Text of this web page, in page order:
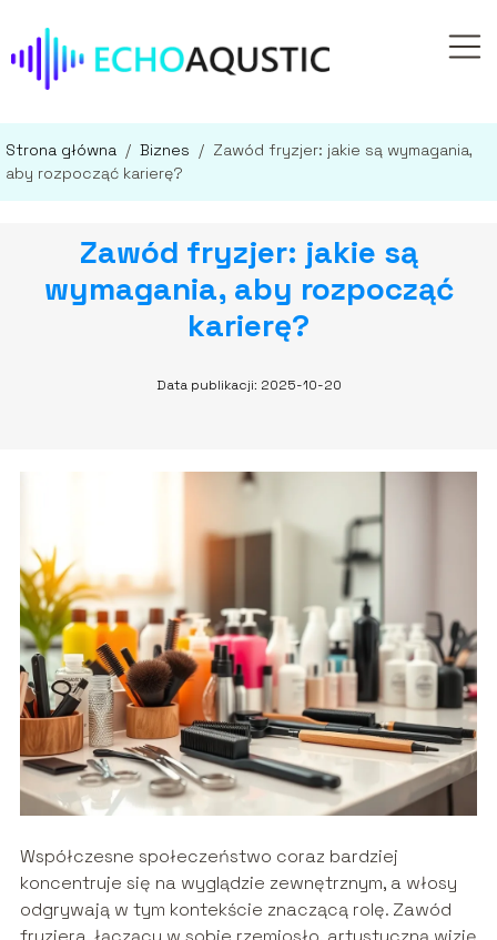
Strona główna / Biznes / Zawód fryzjer: jakie są wymagania,
aby rozpocząć karierę?
Zawód fryzjer: jakie są
wymagania, aby rozpocząć
karierę?
Data publikacji: 2025-10-20
Współczesne społeczeństwo coraz bardziej
koncentruje się na wyglądzie zewnętrznym, a włosy
odgrywają w tym kontekście znaczącą rolę. Zawód